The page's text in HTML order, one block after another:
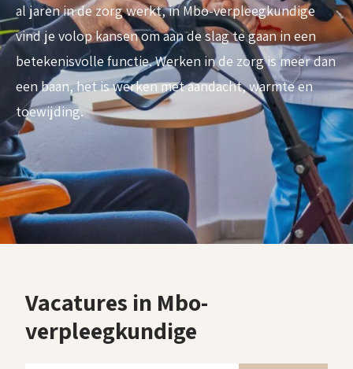
al jaren in de zorg werkt, in Mbo-verpleegkundige
vind je volop kansen om aan de slag te gaan in een
betekenisvolle functie. Werken in de zorg is meer dan
een baan, het is werken met aandacht, warmte en
toewijding.
Vacatures in Mbo-
verpleegkundige